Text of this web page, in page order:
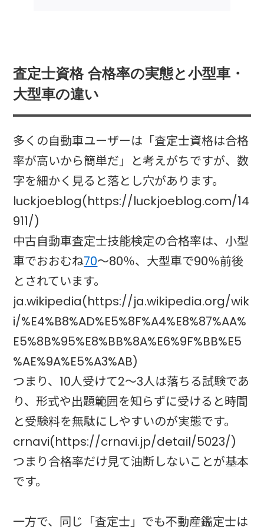
査定士資格 合格率の実態と小型車・
大型車の違い
多くの自動車ユーザーは「査定士資格は合格
率が高いから簡単だ」と考えがちですが、数
字を細かく見ると落とし穴があります。
luckjoeblog(https://luckjoeblog.com/14
911/)
中古自動車査定士技能検定の合格率は、小型
車でおおむね70～80％、大型車で90％前後
とされています。
ja.wikipedia(https://ja.wikipedia.org/wik
i/%E4%B8%AD%E5%8F%A4%E8%87%AA%
E5%8B%95%E8%BB%8A%E6%9F%BB%E5
%AE%9A%E5%A3%AB)
つまり、10人受けて2～3人は落ちる試験であ
り、形式や出題範囲を知らずに受けると時間
と受験料を無駄にしやすいのが実態です。
crnavi(https://crnavi.jp/detail/5023/)
つまり合格率だけ見て油断しないことが基本
です。
一方で、同じ「査定士」でも不動産鑑定士は